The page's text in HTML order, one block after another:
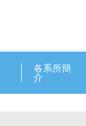
各系所簡
介